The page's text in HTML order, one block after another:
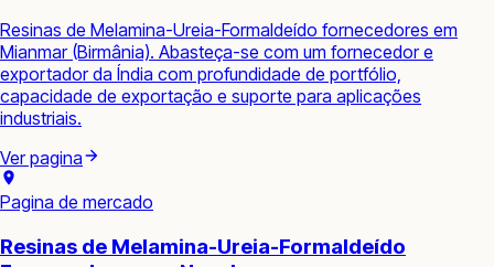
Resinas de Melamina-Ureia-Formaldeído fornecedores em
Mianmar (Birmânia). Abasteça-se com um fornecedor e
exportador da Índia com profundidade de portfólio,
capacidade de exportação e suporte para aplicações
industriais.
Ver pagina
Pagina de mercado
Resinas de Melamina-Ureia-Formaldeído